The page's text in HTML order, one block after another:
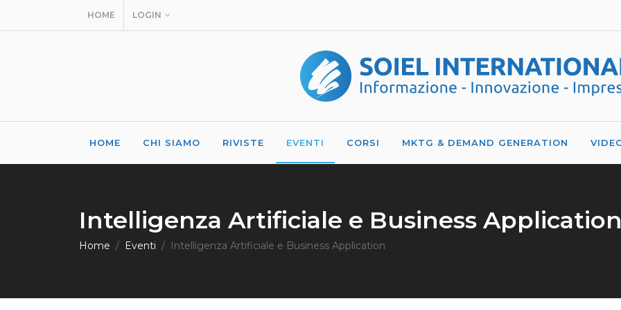
HOME LOGIN
HOME CHI SIAMO RIVISTE EVENTI CORSI MKTG & DEMAND GENERATION
Intelligenza Artificiale e Business Application
Home Eventi Intelligenza Artificiale e Business Application